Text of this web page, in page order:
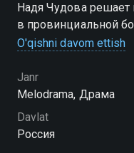
Надя Чудова решает
в провинциальной
однажды её спас
на самом деле
болезнь с помощью
феномена, который
юности аварии.
O'qishni davom ettish
Janr
Melodrama, Драма
Davlat
Россия